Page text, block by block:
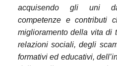
acquisendo gli uni
competenze e contributi
miglioramento della vita di
relazioni sociali, degli
formativi ed educativi,